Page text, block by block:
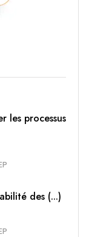
les processus
des (...)